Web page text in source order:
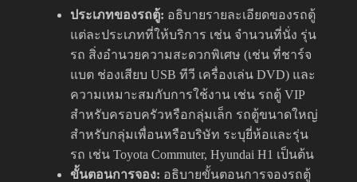
ประเภทของรถตู้: อธิบายรายละเอียดของรถตู้
แต่ละประเภทที่ให้บริการ เช่น จำนวนที่นั่ง รุ่น
รถ สิ่งอำนวยความสะดวกพิเศษ (เช่น ที่ชาร์จ
แบต ช่องเสียบ USB ทีวี เครื่องเล่น DVD) และ
ความเหมาะสมกับการใช้งาน เช่น รถตู้ VIP
สำหรับครอบครัวหรือกลุ่มเล็ก รถตู้ขนาดใหญ่
สำหรับกลุ่มเพื่อนหรือบริษัท ระบุยี่ห้อและรุ่น
รถ เช่น Toyota Commuter, Hyundai H1 เป็นต้น
ขั้นตอนการจอง: อธิบายขั้นตอนการจองรถตู้